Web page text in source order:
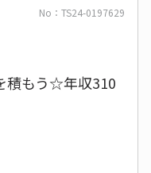
No：TS24-0197629
積もう☆年収310